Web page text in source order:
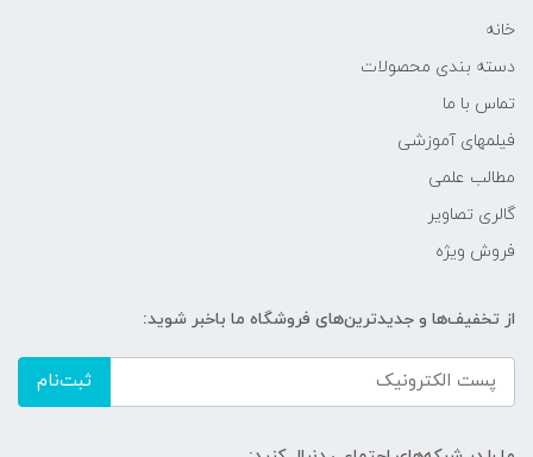
خانه
دسته بندی محصولات
تماس با ما
فیلمهای آموزشی
مطالب علمی
گالری تصاویر
فروش ویژه
از تخفیف‌ها و جدیدترین‌های فروشگاه ما باخبر شوید:
ثبت‌نام